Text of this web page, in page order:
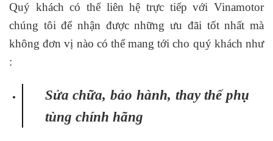
Quý khách có thể liên hệ trực tiếp với Vinamotor
chúng tôi để nhận được những ưu đãi tốt nhất mà
không đơn vị nào có thể mang tới cho quý khách như
:
Sửa chữa, bảo hành, thay thế phụ
tùng chính hãng